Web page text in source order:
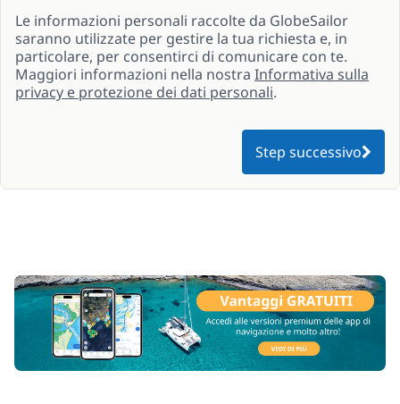
Le informazioni personali raccolte da GlobeSailor
saranno utilizzate per gestire la tua richiesta e, in
particolare, per consentirci di comunicare con te.
Maggiori informazioni nella nostra Informativa sulla
privacy e protezione dei dati personali.
Step successivo